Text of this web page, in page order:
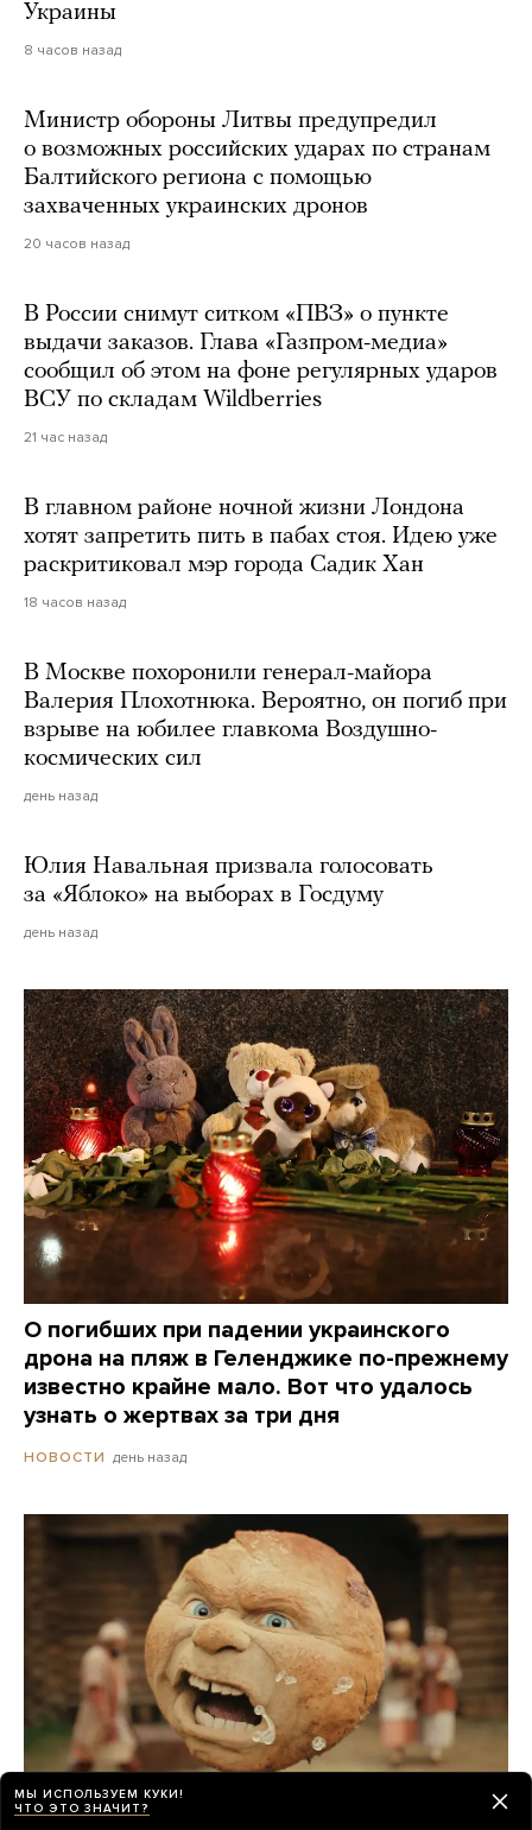
Украины
8 часов назад
Министр обороны Литвы предупредил
о возможных российских ударах по странам
Балтийского региона с помощью
захваченных украинских дронов
20 часов назад
В России снимут ситком «ПВЗ» о пункте
выдачи заказов. Глава «Газпром-медиа»
сообщил об этом на фоне регулярных ударов
ВСУ по складам Wildberries
21 час назад
В главном районе ночной жизни Лондона
хотят запретить пить в пабах стоя. Идею уже
раскритиковал мэр города Садик Хан
18 часов назад
В Москве похоронили генерал-майора
Валерия Плохотнюка. Вероятно, он погиб при
взрыве на юбилее главкома Воздушно-
космических сил
день назад
Юлия Навальная призвала голосовать
за «Яблоко» на выборах в Госдуму
день назад
О погибших при падении украинского
дрона на пляж в Геленджике по-прежнему
известно крайне мало. Вот что удалось
узнать о жертвах за три дня
НОВОСТИ день назад
Российские прокатчики передвинули
МЫ ИСПОЛЬЗУЕМ КУКИ!
ЧТО ЭТО ЗНАЧИТ?